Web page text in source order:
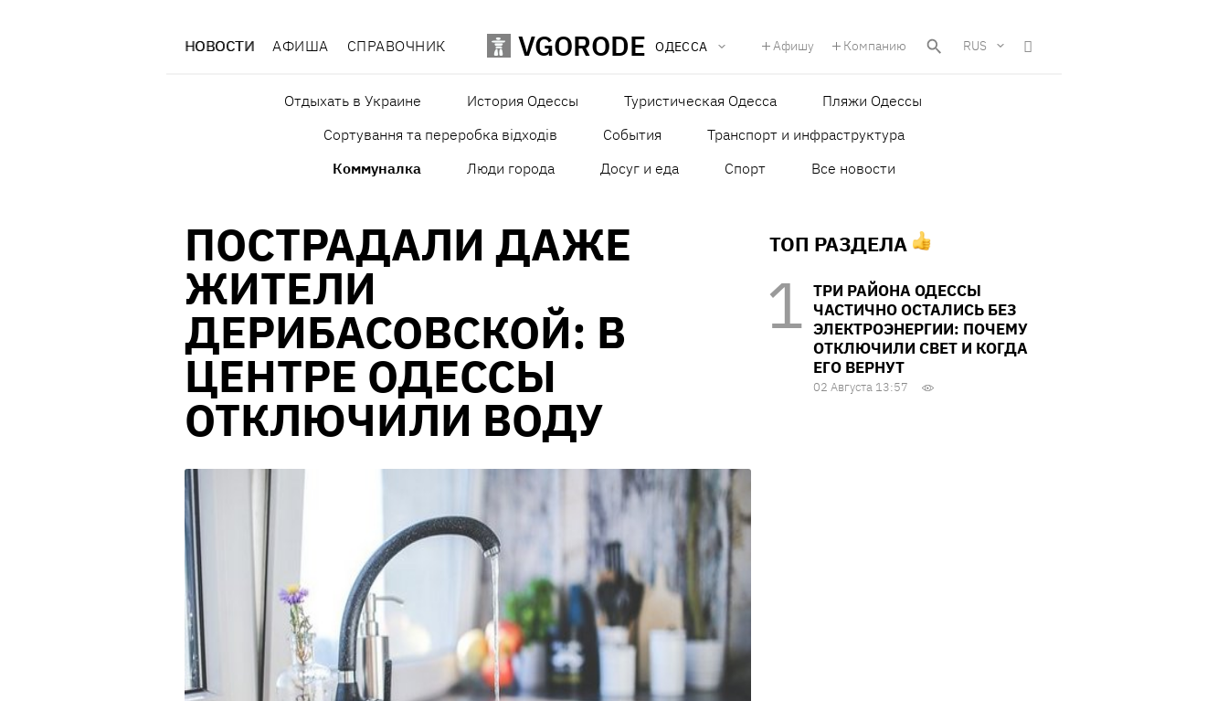
НОВОСТИ АФИША СПРАВОЧНИК VGORODE ОДЕССА Афишу Компанию RUS
Отдыхать в Украине История Одессы Туристическая Одесса
Пляжи Одессы
Сортування та переробка відходів
События
Транспорт и инфраструктура
Коммуналка
Люди города Досуг и еда Спорт Все новости
ПОСТРАДАЛИ ДАЖЕ
ЖИТЕЛИ
ДЕРИБАСОВСКОЙ: В
ЦЕНТРЕ ОДЕССЫ
ОТКЛЮЧИЛИ ВОДУ
ТОП РАЗДЕЛА
ТРИ РАЙОНА ОДЕССЫ
ЧАСТИЧНО ОСТАЛИСЬ БЕЗ
ЭЛЕКТРОЭНЕРГИИ: ПОЧЕМУ
ОТКЛЮЧИЛИ СВЕТ И КОГДА
ЕГО ВЕРНУТ
02 Августа 13:57